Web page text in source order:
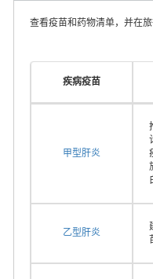
查看疫苗和药物清单，并在
疾病疫苗
甲型肝炎
乙型肝炎